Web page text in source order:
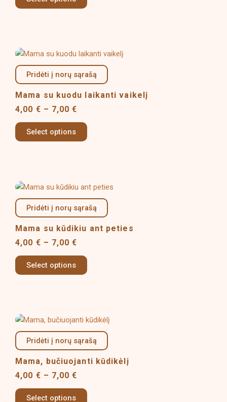
may
the
product
page
Pridėti į norų sąrašą
Mama su kuodu laikanti vaikelį
4,00 € – 7,00€
Price
4,00 €
through
7,00 €
Select options
This
product
has
multiple
options
may
the
product
page
Pridėti į norų sąrašą
Mama su kūdikiu ant peties
4,00 € – 7,00€
Price
4,00 €
through
7,00 €
Select options
This
product
has
variants.
options
may
the
product
page
Pridėti į norų sąrašą
Mama, bučiuojanti kūdikėlį
4,00 € – 7,00€
Price
4,00 €
through
7,00 €
Select options
This
product
has
multiple
options